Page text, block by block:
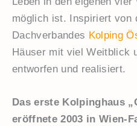
möglich ist. Inspiriert von
Dachverbandes Kolping
Häuser mit viel Weitblick
entworfen und realisiert.
Das erste Kolpinghaus
eröffnete 2003 in Wien-